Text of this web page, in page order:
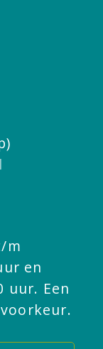
m
en
uur. Een